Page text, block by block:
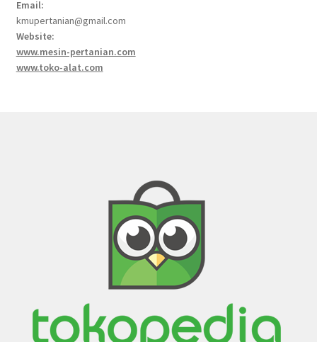
Email:
kmupertanian@gmail.com
Website:
www.mesin-pertanian.com
www.toko-alat.com